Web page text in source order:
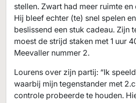
stellen. Zwart had meer ruimte
Hij bleef echter (te) snel spelen
beslissend een stuk cadeau. Zijn
moest de strijd staken met 1 uur
Meevaller nummer 2.
Lourens over zijn partij: “Ik
waarbij mijn tegenstander met
controle probeerde te houden.